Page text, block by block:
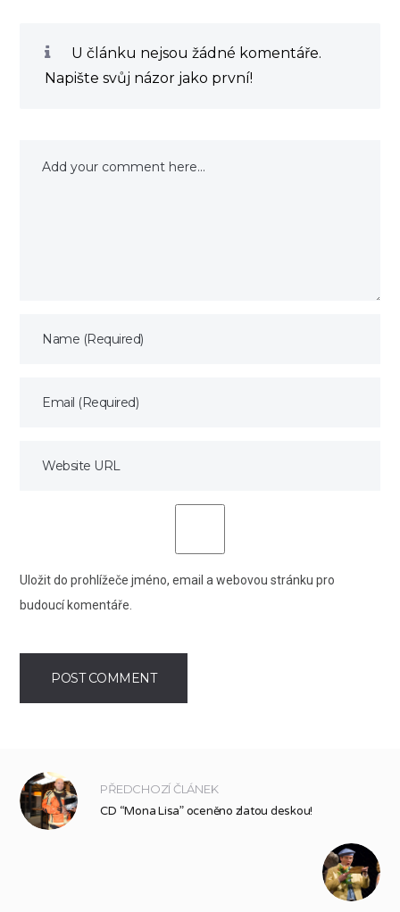
U článku nejsou žádné komentáře.
Napište svůj názor jako první!
Uložit do prohlížeče jméno, email a webovou stránku pro
budoucí komentáře.
PŘEDCHOZÍ ČLÁNEK
CD “Mona Lisa” oceněno zlatou deskou!